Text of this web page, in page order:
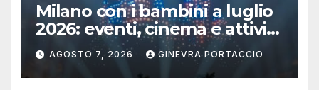
Milano con i bambini a luglio
2026: eventi, cinema e attività
per famiglie
AGOSTO 7, 2026 GINEVRA PORTACCIO